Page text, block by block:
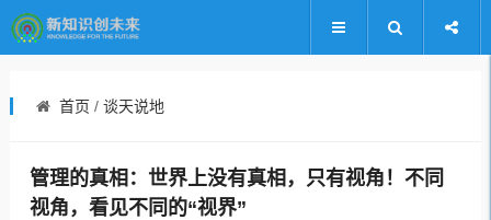
首页 / 谈天说地
管理的真相：世界上没有真相，只有视角！不同
视角，看见不同的“视界”